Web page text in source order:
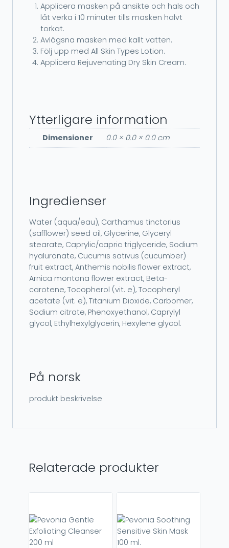
Applicera masken på ansikte och hals och
låt verka i 10 minuter tills masken halvt
torkat.
Avlägsna masken med kallt vatten.
Följ upp med All Skin Types Lotion.
Applicera Rejuvenating Dry Skin Cream.
Ytterligare information
Dimensioner 0.0 × 0.0 × 0.0 cm
Ingredienser
Water (aqua/eau), Carthamus tinctorius
(safflower) seed oil, Glycerine, Glyceryl
stearate, Caprylic/capric triglyceride, Sodium
hyaluronate, Cucumis sativus (cucumber)
fruit extract, Anthemis nobilis flower extract,
Arnica montana flower extract, Beta-
carotene, Tocopherol (vit. e), Tocopheryl
acetate (vit. e), Titanium Dioxide, Carbomer,
Sodium citrate, Phenoxyethanol, Caprylyl
glycol, Ethylhexylglycerin, Hexylene glycol.
På norsk
produkt beskrivelse
Relaterade produkter